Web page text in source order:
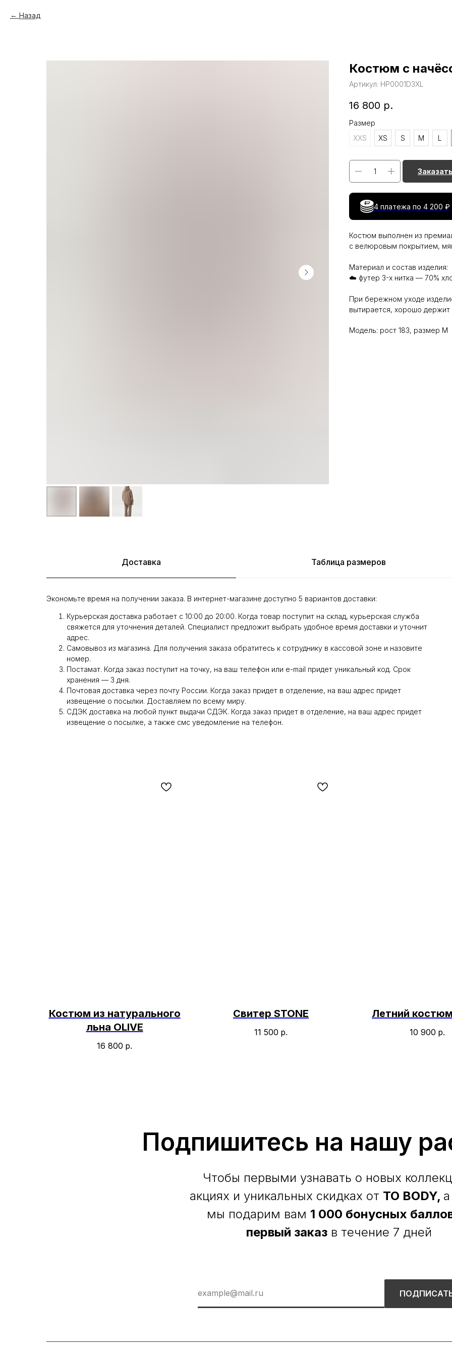
Назад
Костюм с
Артикул: HP0001D3XL
16 800 р.
Размер
XXS
XS S M L
4 платежа по 4 200 ₽
Костюм выполнен из
с велюровым покрытием,
Материал и состав изделия:
☁️ футер 3-х нитка — 70%
При бережном уходе
вытирается, хорошо держит
Модель: рост 183, размер M
Доставка Таблица размеров
Экономьте время на получении заказа. В интернет-магазине доступно 5 вариантов доставки:
Курьерская доставка работает с 10:00 до 20:00. Когда товар поступит на склад, курьерская служба
свяжется для уточнения деталей. Специалист предложит выбрать удобное время доставки и уточнит
адрес.
Самовывоз из магазина. Для получения заказа обратитесь к сотруднику в кассовой зоне и назовите
номер.
Постамат. Когда заказ поступит на точку, на ваш телефон или e-mail придет уникальный код. Срок
хранения — 3 дня.
Почтовая доставка через почту России. Когда заказ придет в отделение, на ваш адрес придет
извещение о посылки. Доставляем по всему миру.
СДЭК доставка на любой пункт выдачи СДЭК. Когда заказ придет в отделение, на ваш адрес придет
извещение о посылке, а также смс уведомление на телефон.
Костюм из натурального
льна OLIVE
16 800 р.
Свитер STONE
11 500 р.
Летний
10 900 р.
Подпишитесь на нашу
Чтобы первыми узнавать о новых
акциях и уникальных скидках от TO BODY,
мы подарим вам 1 000 бонусных
первый заказ в течение 7 дней